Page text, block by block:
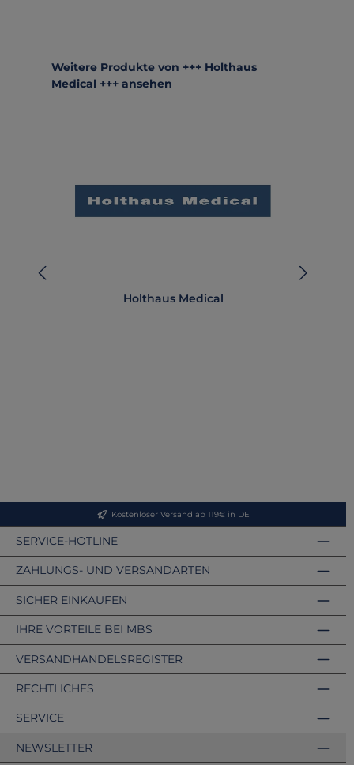
Produktgalerie überspringen
Weitere Produkte von +++ Holthaus
Medical +++ ansehen
Holthaus Medical
Kostenloser Versand ab 119€ in DE
SERVICE-HOTLINE
ZAHLUNGS- UND VERSANDARTEN
VERSANDHANDELSREGISTER
SICHER EINKAUFEN
IHRE VORTEILE BEI MBS
RECHTLICHES
SERVICE
NEWSLETTER